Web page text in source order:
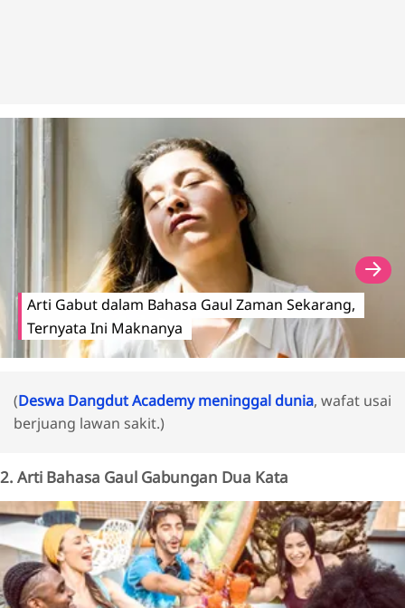
Arti Gabut dalam Bahasa Gaul Zaman Sekarang,
Ternyata Ini Maknanya
(Deswa Dangdut Academy meninggal dunia, wafat usai
berjuang lawan sakit.)
2. Arti Bahasa Gaul Gabungan Dua Kata